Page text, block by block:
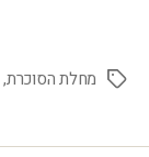
מחלת הסוכרת,